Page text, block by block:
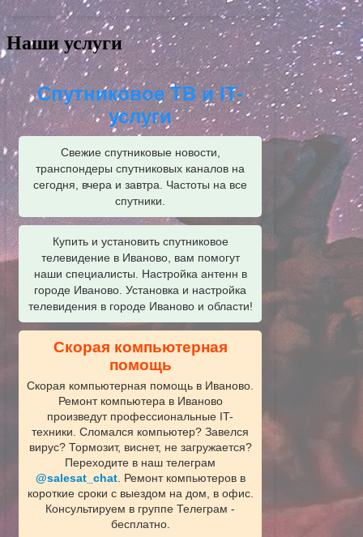
Наши услуги
Спутниковое ТВ и IT-
услуги
Свежие спутниковые новости,
транспондеры спутниковых каналов на
сегодня, вчера и завтра. Частоты на все
спутники.
Купить и установить спутниковое
телевидение в Иваново, вам помогут
наши специалисты. Настройка антенн в
городе Иваново. Установка и настройка
телевидения в городе Иваново и области!
Скорая компьютерная
помощь
Скорая компьютерная помощь в Иваново.
Ремонт компьютера в Иваново
произведут профессиональные IT-
техники. Сломался компьютер? Завелся
вирус? Тормозит, виснет, не загружается?
Переходите в наш телеграм
@salesat_chat. Ремонт компьютеров в
короткие сроки с выездом на дом, в офис.
Консультируем в группе Телеграм -
бесплатно.